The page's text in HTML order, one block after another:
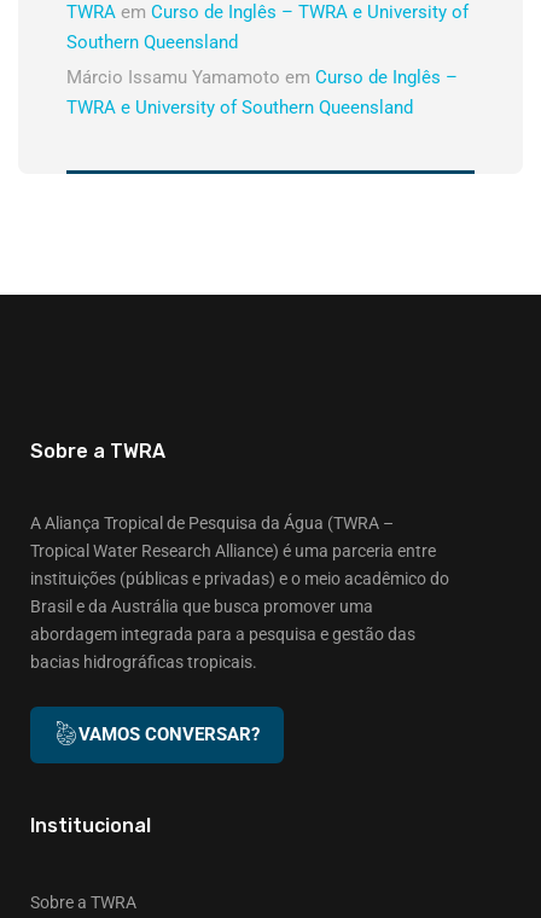
TWRA em Curso de Inglês – TWRA e University of
Southern Queensland
Márcio Issamu Yamamoto em Curso de Inglês –
TWRA e University of Southern Queensland
Sobre a TWRA
A Aliança Tropical de Pesquisa da Água (TWRA –
Tropical Water Research Alliance) é uma parceria entre
instituições (públicas e privadas) e o meio acadêmico do
Brasil e da Austrália que busca promover uma
abordagem integrada para a pesquisa e gestão das
bacias hidrográficas tropicais.
VAMOS CONVERSAR?
Institucional
Sobre a TWRA